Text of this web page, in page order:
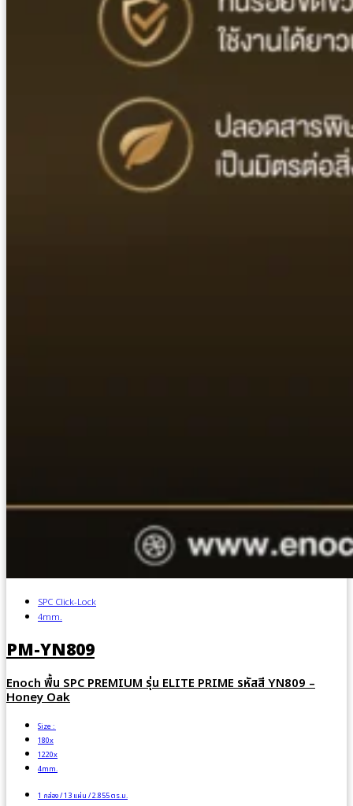
SPC Click-Lock
4mm.
PM-YN809
Enoch พื้น SPC PREMIUM รุ่น ELITE PRIME รหัสสี YN809 –
Honey Oak
Size :
180x
1220x
4mm.
1 กล่อง / 13 แผ่น / 2.855 ตร.ม.